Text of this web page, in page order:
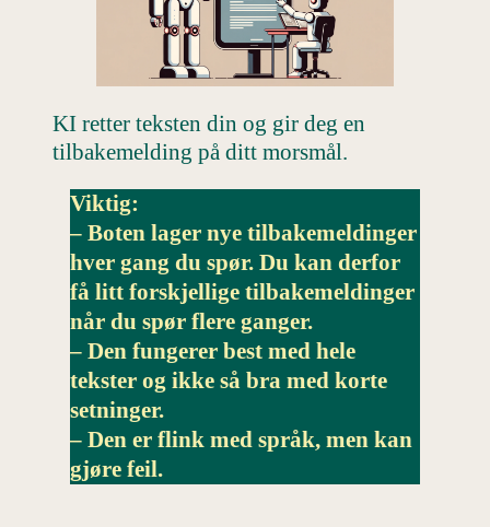
KI retter teksten din og gir deg en
tilbakemelding på ditt morsmål.
Viktig:
– Boten lager nye tilbakemeldinger
hver gang du spør. Du kan derfor
få litt forskjellige tilbakemeldinger
når du spør flere ganger.
– Den fungerer best med hele
tekster og ikke så bra med korte
setninger.
– Den er flink med språk, men kan
gjøre feil.